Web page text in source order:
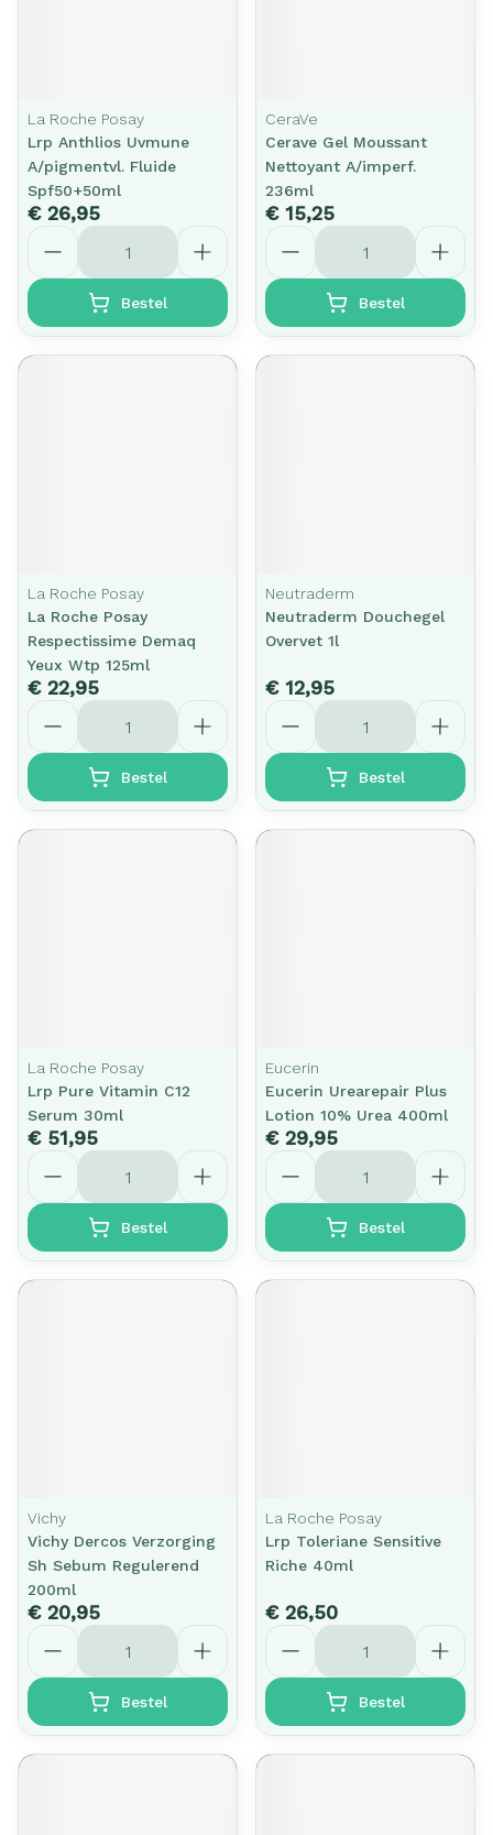
La Roche Posay
Lrp Anthlios Uvmune
A/pigmentvl. Fluide
Spf50+50ml
€ 26,95
Aantal
Bestel
CeraVe
Cerave Gel Moussant
Nettoyant A/imperf.
236ml
€ 15,25
Aantal
Bestel
La Roche Posay
La Roche Posay
Respectissime Demaq
Yeux Wtp 125ml
€ 22,95
Aantal
Bestel
Neutraderm
Neutraderm Douchegel
Overvet 1l
€ 12,95
Aantal
Bestel
La Roche Posay
Lrp Pure Vitamin C12
Serum 30ml
€ 51,95
Aantal
Bestel
Eucerin
Eucerin Urearepair Plus
Lotion 10% Urea 400ml
€ 29,95
Aantal
Bestel
Vichy
Vichy Dercos Verzorging
Sh Sebum Regulerend
200ml
€ 20,95
Aantal
Bestel
La Roche Posay
Lrp Toleriane Sensitive
Riche 40ml
€ 26,50
Aantal
Bestel